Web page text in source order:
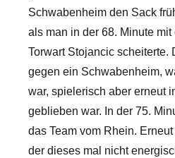
Schwabenheim den Sack
als man in der 68. Minute
Torwart Stojancic scheiterte.
gegen ein Schwabenheim,
war, spielerisch aber erneut
geblieben war. In der 75.
das Team vom Rhein.
der dieses mal nicht